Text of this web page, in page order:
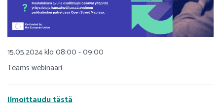
15.05.2024 klo 08:00 - 09:00
Teams webinaari
Ilmoittaudu tästä